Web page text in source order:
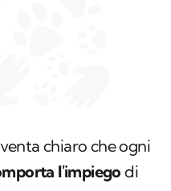
chiaro che ogni
l'impiegodi